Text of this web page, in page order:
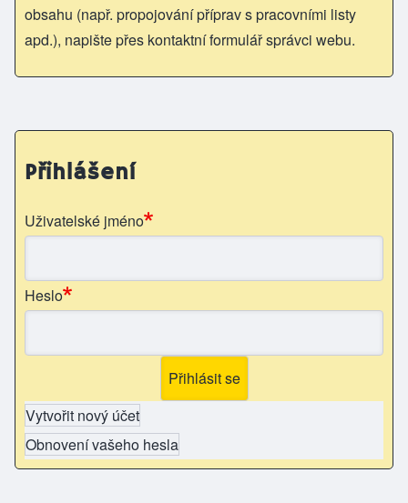
obsahu (např. propojování příprav s pracovními listy
apd.), napište přes kontaktní formulář správci webu.
Přihlášení
Uživatelské jméno
Heslo
Vytvořit nový účet
Obnovení vašeho hesla